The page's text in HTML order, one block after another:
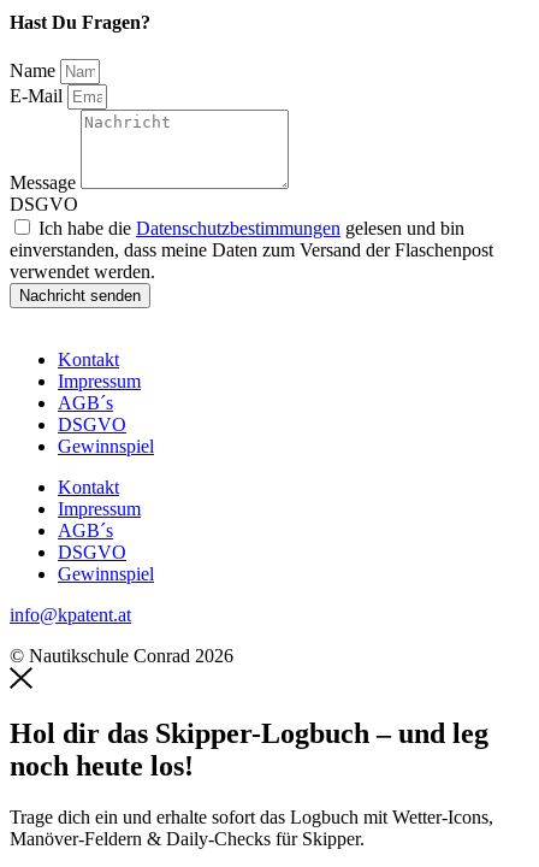
Hast Du Fragen?
Name
E-Mail
Message
DSGVO
Ich habe die Datenschutzbestimmungen gelesen und bin
einverstanden, dass meine Daten zum Versand der Flaschenpost
verwendet werden.
Nachricht senden
Kontakt
Impressum
AGB´s
DSGVO
Gewinnspiel
Kontakt
Impressum
AGB´s
DSGVO
Gewinnspiel
info@kpatent.at
© Nautikschule Conrad 2026
Hol dir das Skipper-Logbuch – und leg
noch heute los!
Trage dich ein und erhalte sofort das Logbuch mit Wetter-Icons,
Manöver-Feldern & Daily-Checks für Skipper.